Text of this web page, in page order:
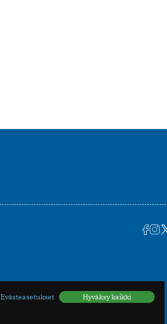
Evästeasetukset Hyväksy kaikki